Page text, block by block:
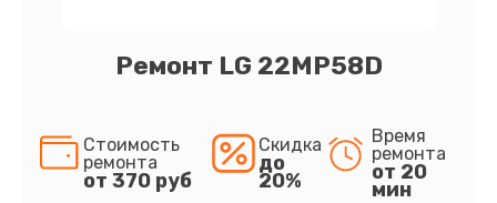
Ремонт LG 22MP58D
Стоимость
ремонта
от 370 руб
Скидка
до
20%
Время
ремонта
от 20
мин